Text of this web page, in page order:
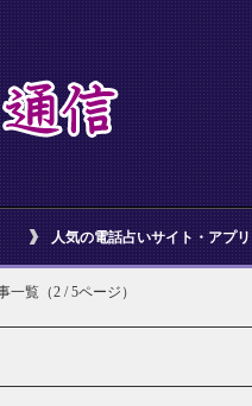
人気の電話占いサイト・アプリ
一覧（2 / 5ページ）